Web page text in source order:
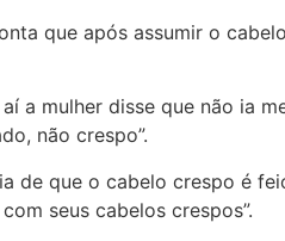
que após assumir o
a mulher disse que não ia
não crespo”.
de que o cabelo crespo é
seus cabelos crespos”.